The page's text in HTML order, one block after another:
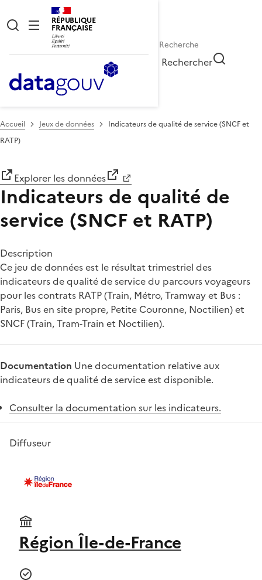
RÉPUBLIQUE
FRANÇAISE
Rechercher
Accueil Jeux de données
Indicateurs de qualité de service (SNCF et
RATP)
Explorer les données
Indicateurs de qualité de
service (SNCF et RATP)
Description
Ce jeu de données est le résultat trimestriel des
indicateurs de qualité de service du parcours voyageurs
pour les contrats RATP (Train, Métro, Tramway et Bus :
Paris, Bus en site propre, Petite Couronne, Noctilien) et
SNCF (Train, Tram-Train et Noctilien).
Documentation Une documentation relative aux
indicateurs de qualité de service est disponible.
Consulter la documentation sur les indicateurs.
Diffuseur
Région Île-de-France